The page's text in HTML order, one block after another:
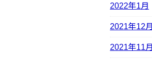
2022年1月
2021年12月
2021年11月